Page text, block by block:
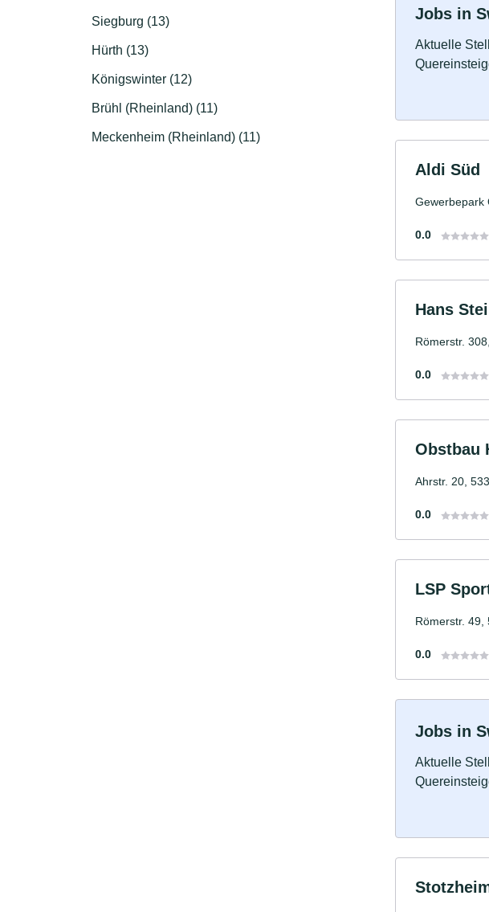
Siegburg (13)
Hürth (13)
Königswinter (12)
Brühl (Rheinland) (11)
Meckenheim (Rheinland) (11)
Jobs in
Aktuelle
Aldi Süd
Gewerbepark
0.0
Hans
Römerstr.
0.0
Obstbau
Ahrstr. 20,
0.0
LSP
Römerstr. 49,
0.0
Jobs in
Aktuelle